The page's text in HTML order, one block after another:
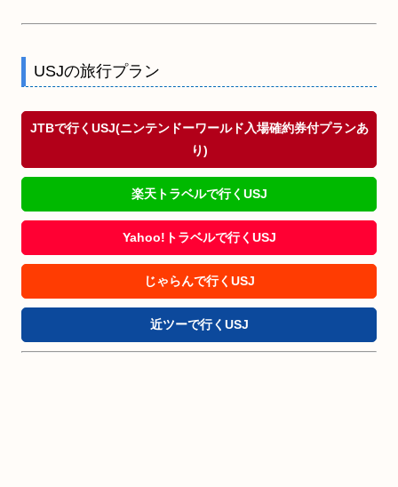
USJの旅行プラン
JTBで行くUSJ(ニンテンドーワールド入場確約券付プランあ
り)
楽天トラベルで行くUSJ
Yahoo!トラベルで行くUSJ
じゃらんで行くUSJ
近ツーで行くUSJ